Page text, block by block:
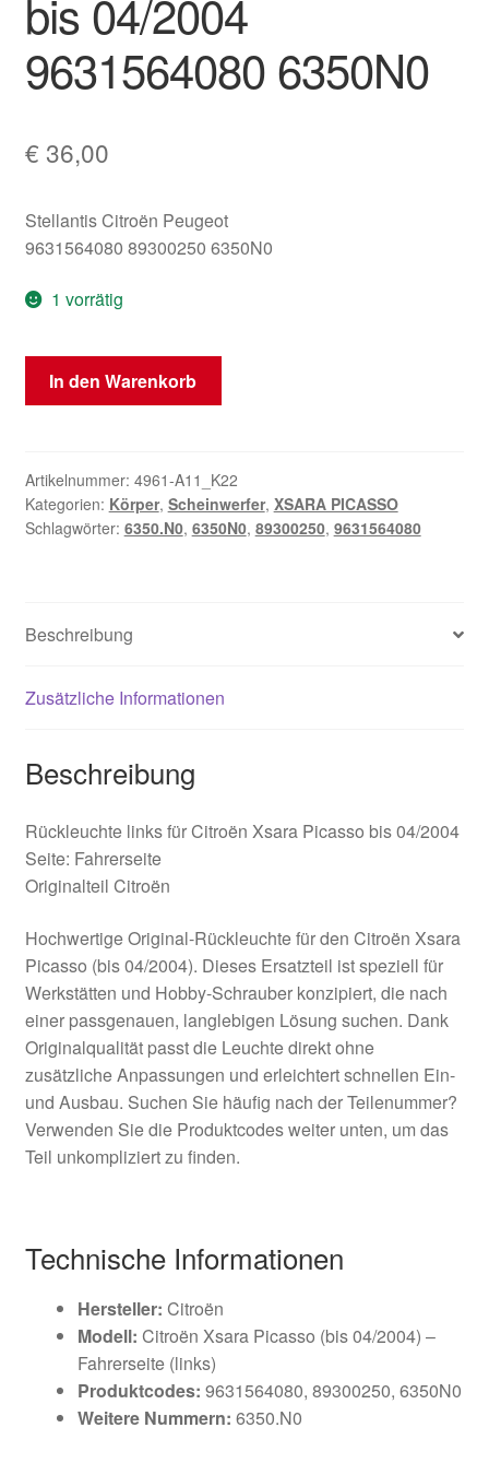
bis 04/2004
9631564080 6350N0
€ 36,00
Stellantis Citroën Peugeot
9631564080 89300250 6350N0
1 vorrätig
Rückleuchte
links
Picasso
bis
04/2004
In den Warenkorb
Artikelnummer: 4961-A11_K22
Kategorien: Körper, Scheinwerfer, XSARA PICASSO
Schlagwörter: 6350.N0, 6350N0, 89300250, 9631564080
Beschreibung
Zusätzliche Informationen
Beschreibung
Rückleuchte links für Citroën Xsara Picasso bis 04/2004
Seite: Fahrerseite
Originalteil Citroën
Hochwertige Original-Rückleuchte für den Citroën Xsara
Picasso (bis 04/2004). Dieses Ersatzteil ist speziell für
Werkstätten und Hobby-Schrauber konzipiert, die nach
einer passgenauen, langlebigen Lösung suchen. Dank
Originalqualität passt die Leuchte direkt ohne
zusätzliche Anpassungen und erleichtert schnellen Ein-
und Ausbau. Suchen Sie häufig nach der Teilenummer?
Verwenden Sie die Produktcodes weiter unten, um das
Teil unkompliziert zu finden.
Technische Informationen
Hersteller: Citroën
Modell: Citroën Xsara Picasso (bis 04/2004) –
Fahrerseite (links)
Produktcodes: 9631564080, 89300250, 6350N0
Weitere Nummern: 6350.N0